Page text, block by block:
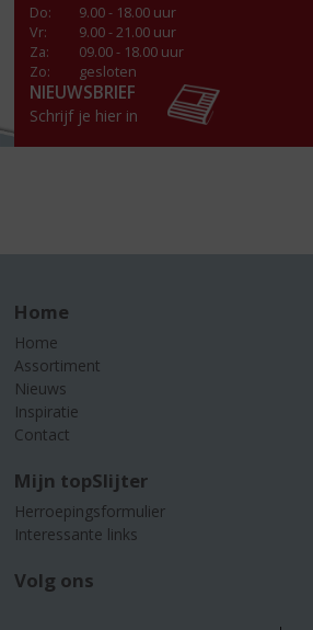
Do:
9.00 - 18.00 uur
Vr:
9.00 - 21.00 uur
Za:
09.00 - 18.00 uur
Zo:
gesloten
NIEUWSBRIEF
Schrijf je hier in
Home
Home
Assortiment
Nieuws
Inspiratie
Contact
Mijn topSlijter
Herroepingsformulier
Interessante links
Volg ons